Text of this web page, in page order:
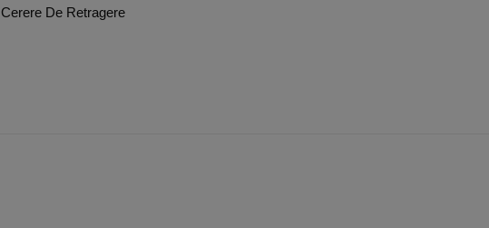
Cerere De Retragere